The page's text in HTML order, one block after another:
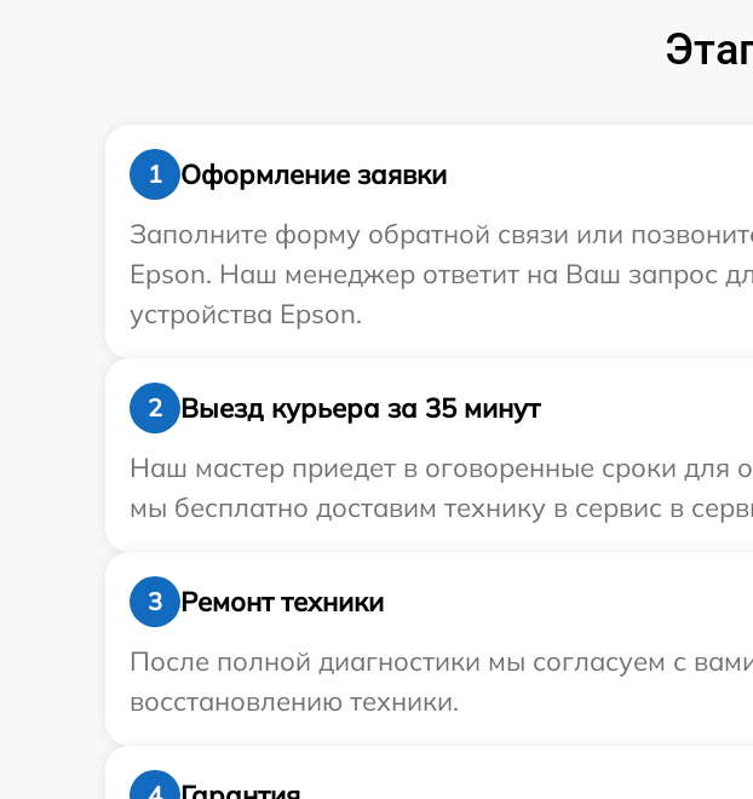
1
Оформление заявки
Заполните форму обратной связи или
Epson. Наш менеджер ответит на Ваш запрос
устройства Epson.
2
Выезд курьера за 35 минут
Наш мастер приедет в оговоренные сроки для
мы бесплатно доставим технику в сервис в
3
Ремонт техники
После полной диагностики мы согласуем с
восстановлению техники.